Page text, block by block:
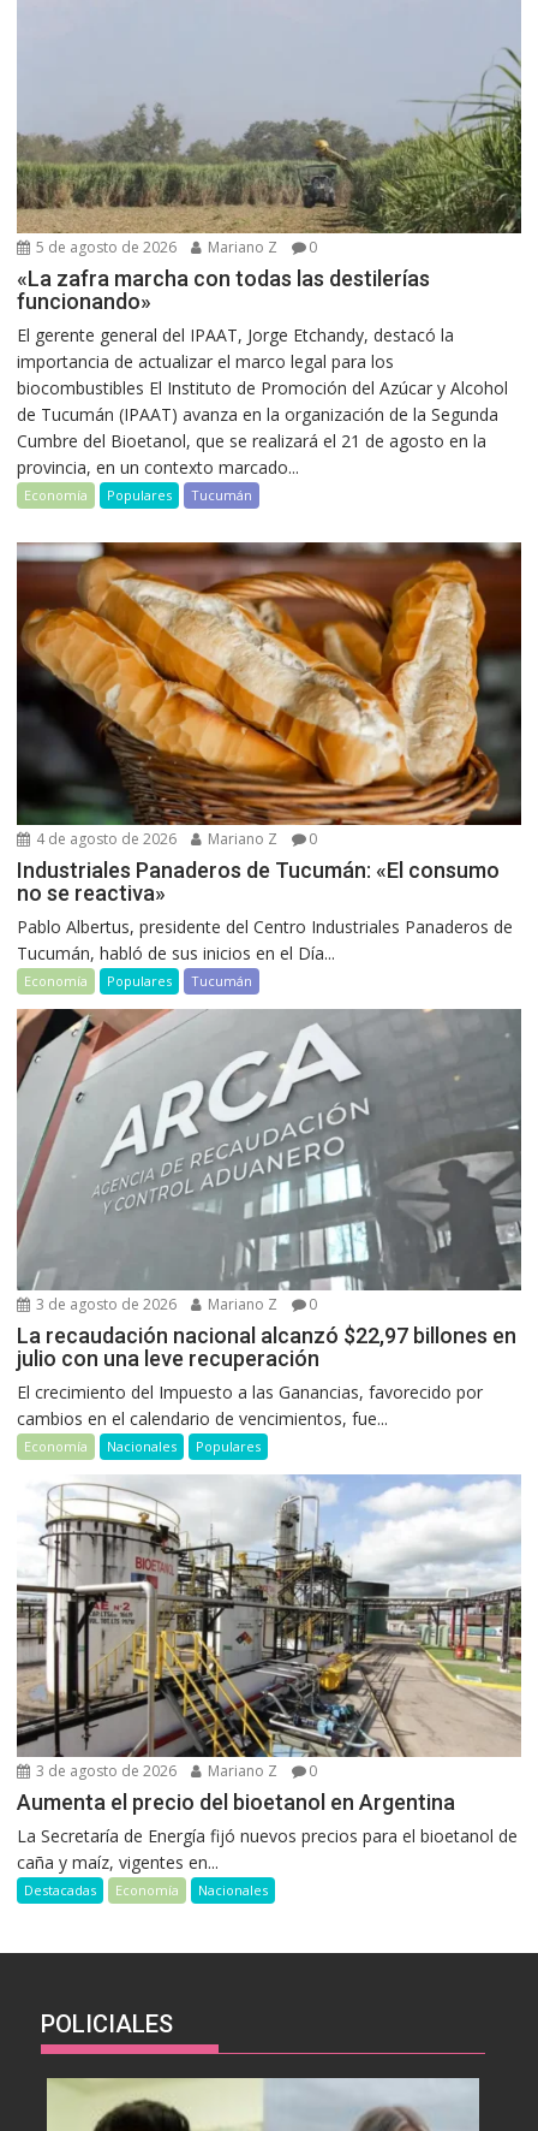
5 de agosto de 2026 Mariano Z 0
«La zafra marcha con todas las destilerías
funcionando»
El gerente general del IPAAT, Jorge Etchandy, destacó la
importancia de actualizar el marco legal para los
biocombustibles El Instituto de Promoción del Azúcar y Alcohol
de Tucumán (IPAAT) avanza en la organización de la Segunda
Cumbre del Bioetanol, que se realizará el 21 de agosto en la
provincia, en un contexto marcado...
Economía Populares Tucumán
4 de agosto de 2026 Mariano Z 0
Industriales Panaderos de Tucumán: «El consumo
no se reactiva»
Pablo Albertus, presidente del Centro Industriales Panaderos de
Tucumán, habló de sus inicios en el Día...
Economía Populares Tucumán
3 de agosto de 2026 Mariano Z 0
La recaudación nacional alcanzó $22,97 billones en
julio con una leve recuperación
El crecimiento del Impuesto a las Ganancias, favorecido por
cambios en el calendario de vencimientos, fue...
Economía Nacionales Populares
3 de agosto de 2026 Mariano Z 0
Aumenta el precio del bioetanol en Argentina
La Secretaría de Energía fijó nuevos precios para el bioetanol de
caña y maíz, vigentes en...
Destacadas Economía Nacionales
POLICIALES